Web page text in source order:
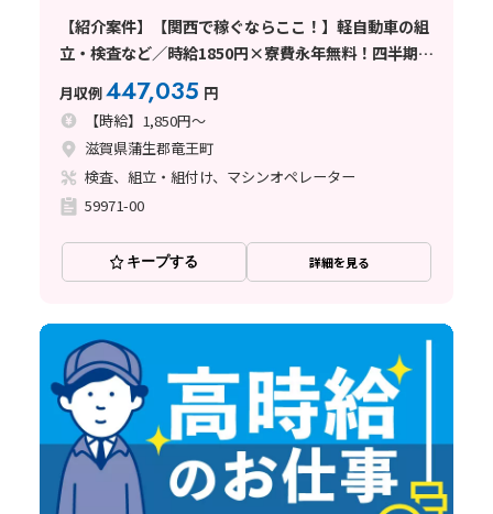
【紹介案件】【関西で稼ぐならここ！】軽自動車の組
立・検査など／時給1850円×寮費永年無料！四半期手
当あり！
月収例447,035 円
【時給】1,850円～
滋賀県蒲生郡竜王町
検査、組立・組付け、マシンオペレーター
59971-00
キープする 詳細を見る